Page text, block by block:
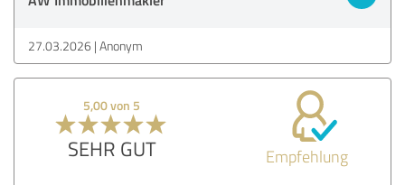
27.03.2026 Anonym
5,00 von 5
SEHR GUT Empfehlung